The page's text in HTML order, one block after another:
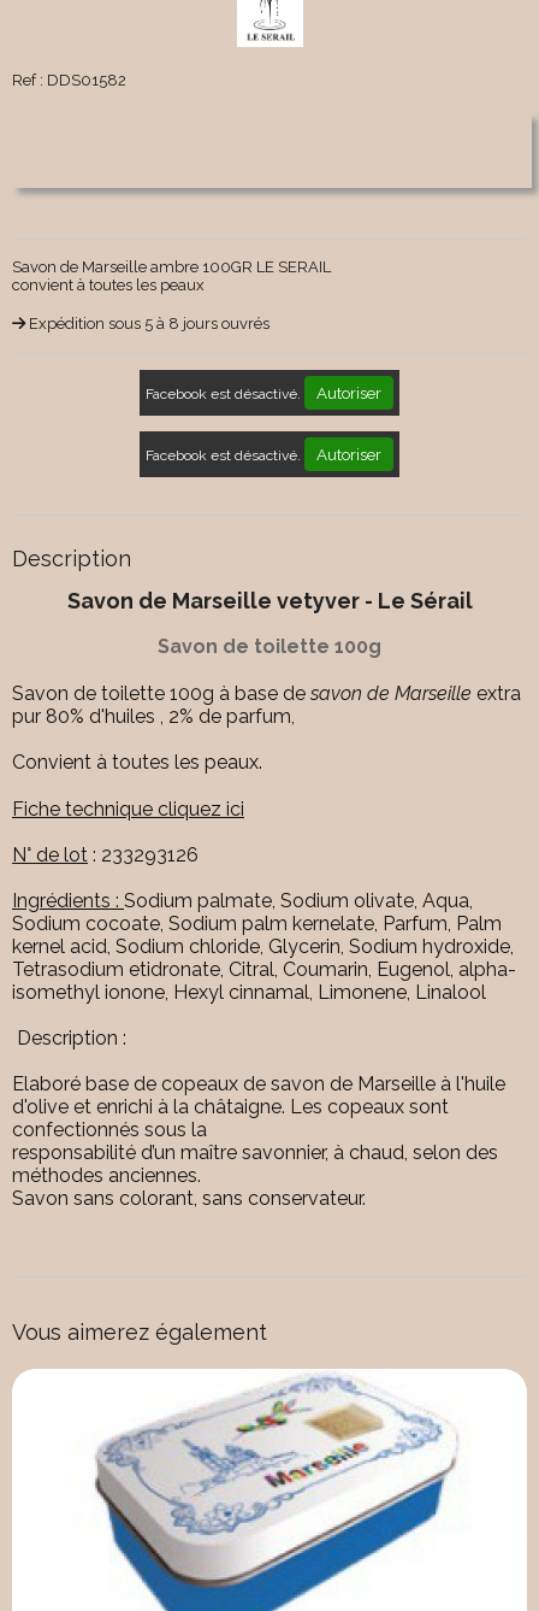
Ref : DDS01582
Savon de Marseille ambre 100GR LE SERAIL
convient à toutes les peaux
Expédition sous 5 à 8 jours ouvrés
Facebook est désactivé. Autoriser
Facebook est désactivé. Autoriser
Description
Savon de Marseille vetyver - Le Sérail
Savon de toilette 100g
Savon de toilette 100g à base de savon de Marseille extra
pur 80% d'huiles , 2% de parfum,
Convient à toutes les peaux.
Fiche technique cliquez ici
N° de lot : 233293126
Ingrédients : Sodium palmate, Sodium olivate, Aqua,
Sodium cocoate, Sodium palm kernelate, Parfum, Palm
kernel acid, Sodium chloride, Glycerin, Sodium hydroxide,
Tetrasodium etidronate, Citral, Coumarin, Eugenol, alpha-
isomethyl ionone, Hexyl cinnamal, Limonene, Linalool
Description :
Elaboré base de copeaux de savon de Marseille à l'huile
d'olive et enrichi à la châtaigne. Les copeaux sont
confectionnés sous la
responsabilité d’un maître savonnier, à chaud, selon des
méthodes anciennes.
Savon sans colorant, sans conservateur.
Vous aimerez également